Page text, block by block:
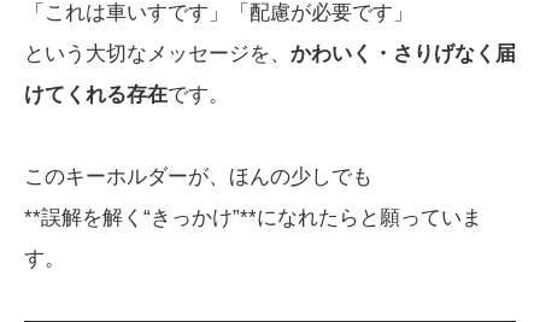
「これは車いすです」「配慮が必要です」
という大切なメッセージを、 かわいく・さりげなく届
けてくれる存在です。
このキーホルダーが、ほんの少しでも
**誤解を解く“きっかけ”**になれたらと願っていま
す。